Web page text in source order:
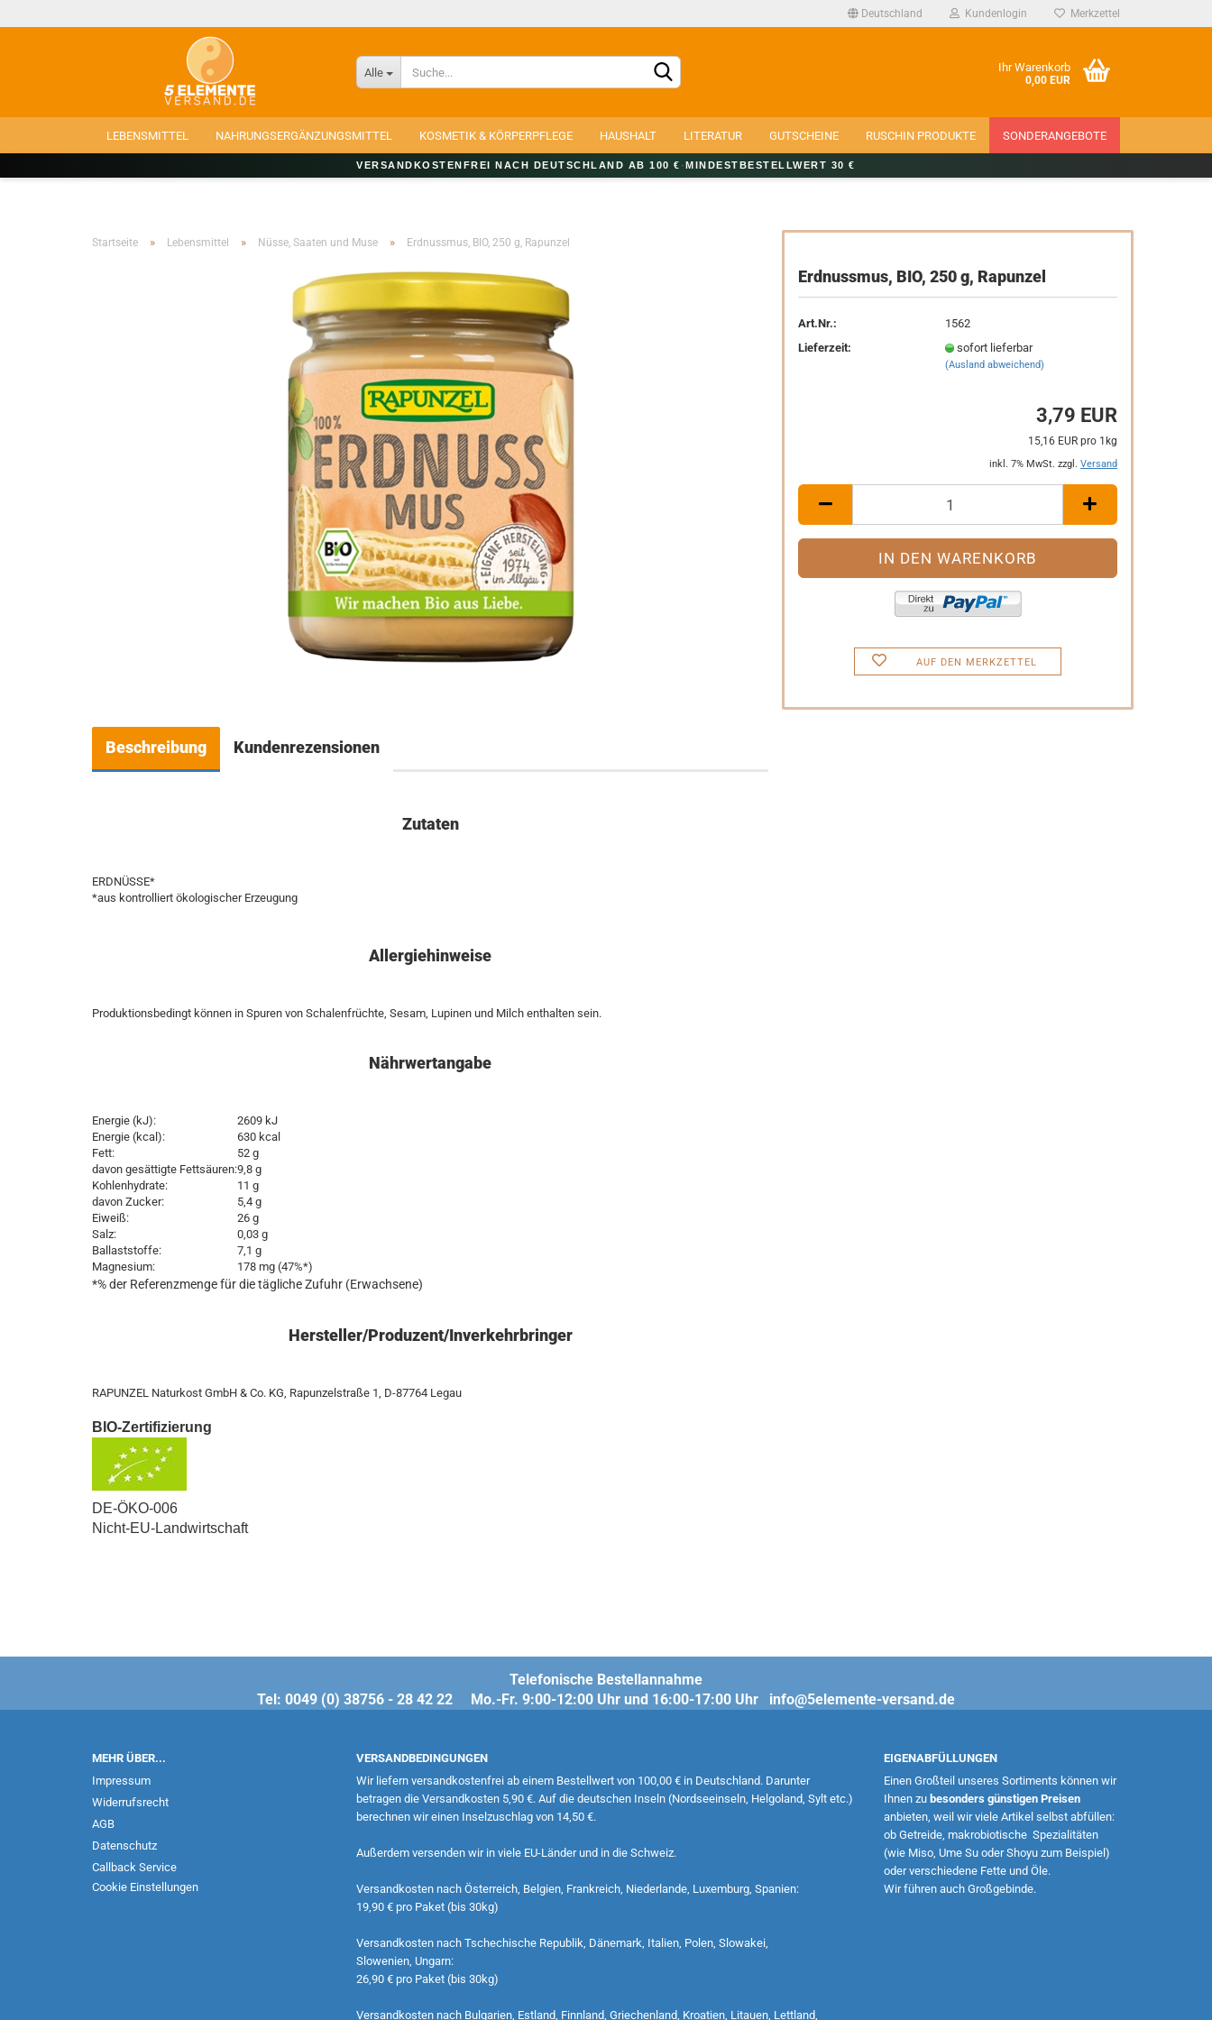
Deutschland
Lieferland
Kundenlogin Merkzettel
Alle Ihr Warenkorb
0,00 EUR
LEBENSMITTEL NAHRUNGSERGÄNZUNGSMITTEL KOSMETIK & KÖRPERPFLEGE HAUSHALT LITERATUR GUTSCHEINE RUSCHIN PRODUKTE SONDERANGEBOTE
VERSANDKOSTENFREI NACH DEUTSCHLAND AB 100 € ·MINDESTBESTELLWERT 30 €
Startseite » Lebensmittel » Nüsse, Saaten und Muse » Erdnussmus, BIO, 250 g, Rapunzel
Erdnussmus, BIO, 250 g, Rapunzel
Art.Nr.:
1562
Lieferzeit:
sofort lieferbar
(Ausland abweichend)
3,79 EUR
15,16 EUR pro 1kg
inkl. 7% MwSt. zzgl. Versand
AUF DEN MERKZETTEL
Beschreibung Kundenrezensionen
Zutaten
ERDNÜSSE*
*aus kontrolliert ökologischer Erzeugung
Allergiehinweise
Produktionsbedingt können in Spuren von Schalenfrüchte, Sesam, Lupinen und Milch enthalten sein.
Nährwertangabe
Energie (kJ):
2609 kJ
Energie (kcal):
630 kcal
Fett:
52 g
davon gesättigte Fettsäuren:9,8 g
Kohlenhydrate:
11 g
davon Zucker:
5,4 g
Eiweiß:
26 g
Salz:
0,03 g
Ballaststoffe:
7,1 g
Magnesium:
178 mg (47%*)
*% der Referenzmenge für die tägliche Zufuhr (Erwachsene)
Hersteller/Produzent/Inverkehrbringer
RAPUNZEL Naturkost GmbH & Co. KG, Rapunzelstraße 1, D-87764 Legau
BIO-Zertifizierung
DE-ÖKO-006
Nicht-EU-Landwirtschaft
Telefonische Bestellannahme
Tel: 0049 (0) 38756 - 28 42 22 Mo.-Fr. 9:00-12:00 Uhr und 16:00-17:00 Uhr info@5elemente-versand.de
MEHR ÜBER...
Impressum
Widerrufsrecht
AGB
Datenschutz
Callback Service
Cookie Einstellungen
VERSANDBEDINGUNGEN
Wir liefern versandkostenfrei ab einem Bestellwert von 100,00 € in Deutschland. Darunter
betragen die Versandkosten 5,90 €. Auf die deutschen Inseln (Nordseeinseln, Helgoland, Sylt etc.)
berechnen wir einen Inselzuschlag von 14,50 €.
Außerdem versenden wir in viele EU-Länder und in die Schweiz.
Versandkosten nach Österreich, Belgien, Frankreich, Niederlande, Luxemburg, Spanien:
19,90 € pro Paket (bis 30kg)
Versandkosten nach Tschechische Republik, Dänemark, Italien, Polen, Slowakei,
Slowenien, Ungarn:
26,90 € pro Paket (bis 30kg)
Versandkosten nach Bulgarien, Estland, Finnland, Griechenland, Kroatien, Litauen, Lettland,
EIGENABFÜLLUNGEN
Einen Großteil unseres Sortiments können wir
Ihnen zu besonders günstigen Preisen
anbieten, weil wir viele Artikel selbst abfüllen:
ob Getreide, makrobiotische Spezialitäten
(wie Miso, Ume Su oder Shoyu zum Beispiel)
oder verschiedene Fette und Öle.
Wir führen auch Großgebinde.